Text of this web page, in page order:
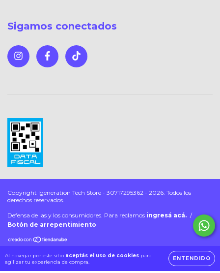
Al navegar por este sitio aceptás el uso de cookies para
agilizar tu experiencia de compra.
ENTENDIDO
Sigamos conectados
Copyright Igeneration Tech Store - 30717295362 - 2026. Todos los
derechos reservados.
Defensa de las y los consumidores. Para reclamos ingresá acá. /
Botón de arrepentimiento